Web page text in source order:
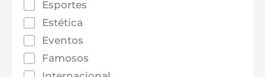
Esportes
Estética
Eventos
Famosos